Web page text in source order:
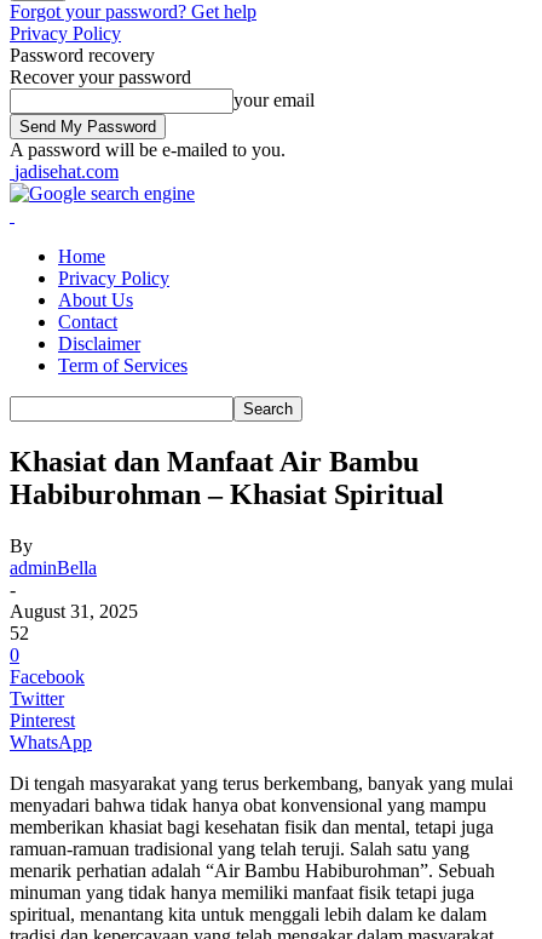
Forgot your password? Get help
Privacy Policy
Password recovery
Recover your password
your email
A password will be e-mailed to you.
jadisehat.com
Home
Privacy Policy
About Us
Contact
Disclaimer
Term of Services
Khasiat dan Manfaat Air Bambu
Habiburohman – Khasiat Spiritual
By
adminBella
-
August 31, 2025
52
0
Facebook
Twitter
Pinterest
WhatsApp
Di tengah masyarakat yang terus berkembang, banyak yang mulai
menyadari bahwa tidak hanya obat konvensional yang mampu
memberikan khasiat bagi kesehatan fisik dan mental, tetapi juga
ramuan-ramuan tradisional yang telah teruji. Salah satu yang
menarik perhatian adalah “Air Bambu Habiburohman”. Sebuah
minuman yang tidak hanya memiliki manfaat fisik tetapi juga
spiritual, menantang kita untuk menggali lebih dalam ke dalam